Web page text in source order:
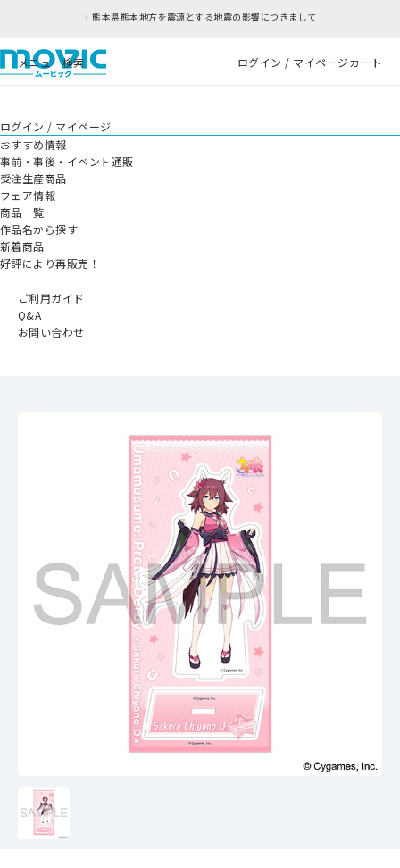
熊本県熊本地方を震源とする地震の影響につきまして
メニュー検索 ログイン / マイページカート
ログイン / マイページ
おすすめ情報
事前・事後・イベント通販
受注生産商品
フェア情報
商品一覧
作品名から探す
新着商品
好評により再販売！
ご利用ガイド
Q&A
お問い合わせ